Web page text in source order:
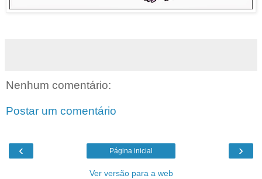
Nenhum comentário:
Postar um comentário
‹ ›
Página inicial
Ver versão para a web